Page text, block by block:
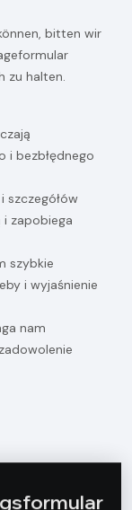
bitten wir
zu halten.
i bezbłędnego
szczegółów
i zapobiega
szybkie
i wyjaśnienie
nam